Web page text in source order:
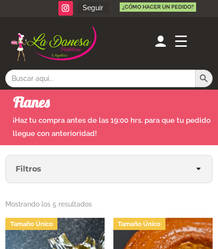
Seguir ¿CÓMO HACER UN PEDIDO?
Buscar: Botón de
Flanes
¡Haz tu compra antes de las 19:00 hrs. para que tu pedido
llegue con anterioridad!
Filtros
Mostrando los 5 resultadosOrdenado
por
popularidad
Tamaño Único Tamaño Único